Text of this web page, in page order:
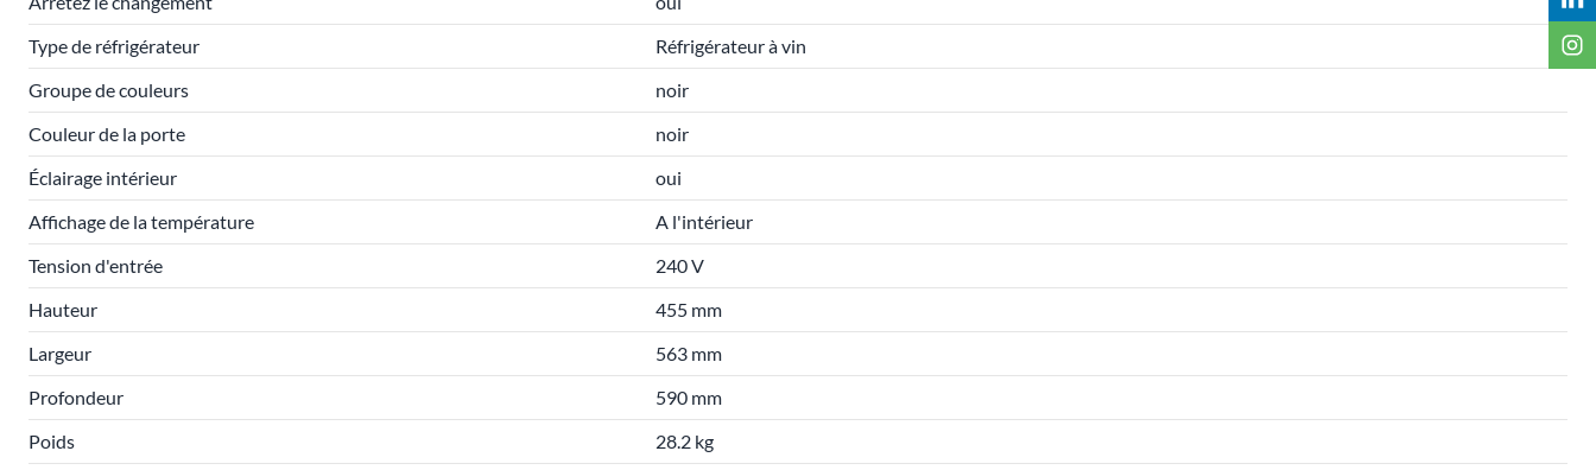
Type de réfrigérateur
Réfrigérateur à vin
Groupe de couleurs
noir
Couleur de la porte
noir
Éclairage intérieur
oui
Affichage de la température
A l'intérieur
Tension d'entrée
240 V
Hauteur
455 mm
Largeur
563 mm
Profondeur
590 mm
Poids
28.2 kg